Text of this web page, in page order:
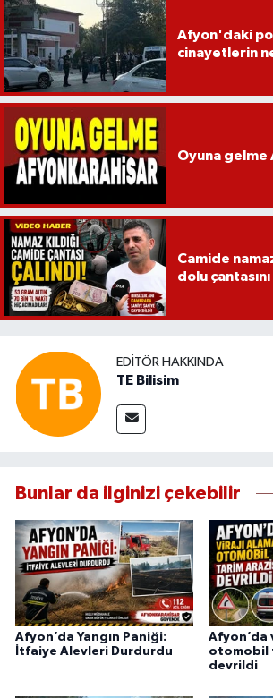
Afyon'daki
cinayetlerin
Oyuna gelme
Camide
dolu
EDITÖR HAKKINDA
TE Bilisim
Bunlar da ilginizi çekebilir
Afyon’da Yangın Paniği:
İtfaiye Alevleri Durdurdu
Afyon’da
otomobil
devrildi